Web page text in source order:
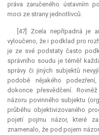
práva zaručeného ústavním
moci ze strany jednotlivců.
[47] Zcela nepřípadná je
vyloučeno, že i podklad pro
je ze své podstaty často
správního soudu je téměř
správy či jiných subjektů
podobě nějakého
dokonce přesvědčení.
názoru povinného subjektu
průběhu objektivizovaného
pojetí pojmu názor, které
znamenalo, že pod pojem